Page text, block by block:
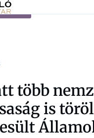
több
is